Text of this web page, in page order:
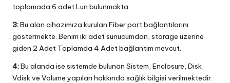
toplamada 6 adet Lun bulunmakta.
3:Bu alan cihazımıza kurulan Fiber port bağlantılarını
göstermekte. Benim iki adet sunucumdan, storage üzerine
giden 2 Adet Toplamda 4 Adet bağlantım mevcut.
4:Bu alanda ise sistemde bulunan Sistem, Enclosure, Disk,
Vdisk ve Volume yapıları hakkında sağlık bilgisi verilmektedir.